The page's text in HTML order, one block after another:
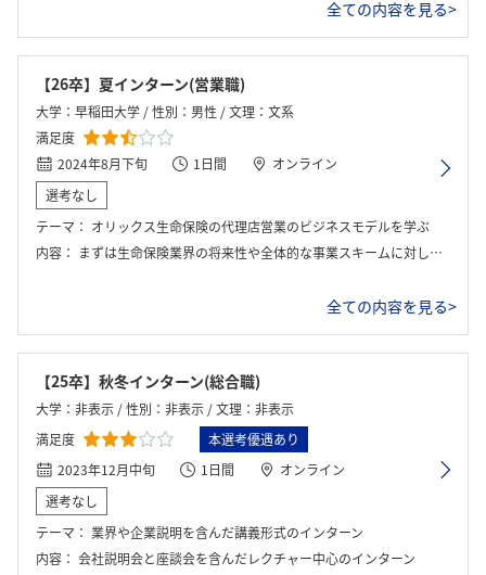
全ての内容を見る>
【26卒】夏インターン(営業職)
大学：早稲田大学 / 性別：男性 / 文理：文系
満足度
2024年8月下旬
1日間
オンライン
選考なし
テーマ： オリックス生命保険の代理店営業のビジネスモデルを学ぶ
内容： まずは生命保険業界の将来性や全体的な事業スキームに対してレクチャーがある。その後グループに別れて代理店営業のスキームを体験できるワークを行なった。
全ての内容を見る>
【25卒】秋冬インターン(総合職)
大学：非表示 / 性別：非表示 / 文理：非表示
満足度
本選考優遇あり
2023年12月中旬
1日間
オンライン
選考なし
テーマ： 業界や企業説明を含んだ講義形式のインターン
内容： 会社説明会と座談会を含んだレクチャー中心のインターン